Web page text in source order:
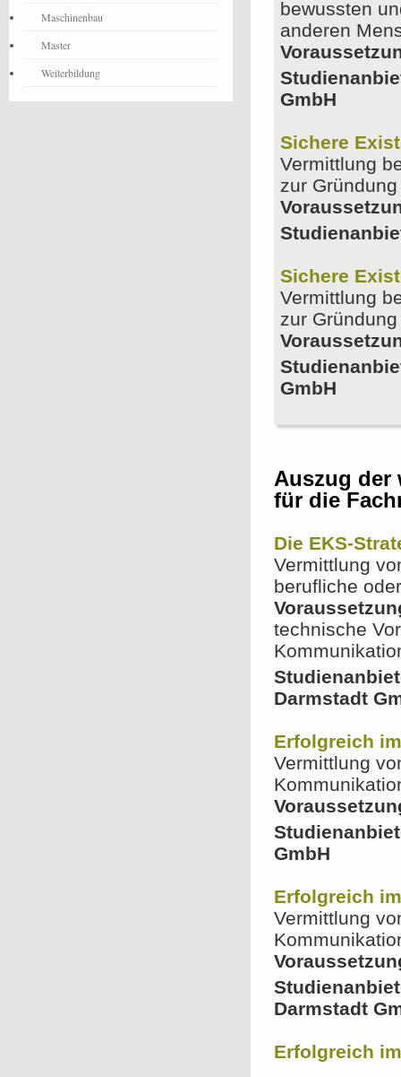
bewussten
anderen
GmbH
Sichere
Vermittlung
zur
Sichere
Vermittlung
zur
GmbH
Auszug der
für die
Die EKS-
Vermittlung
berufliche
technische
Darmstadt
Erfolgreich
Vermittlung
GmbH
Erfolgreich
Vermittlung
Darmstadt
Erfolgreich
Maschinenbau
Master
Weiterbildung